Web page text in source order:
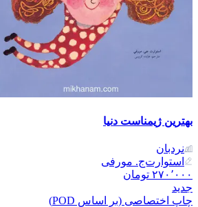
بهترین ژیمناست دنیا
نردبان
استوارت‌ج. مورفی
۲۷۰٬۰۰۰ تومان
جدید
چاپ اختصاصی (بر اساس POD)